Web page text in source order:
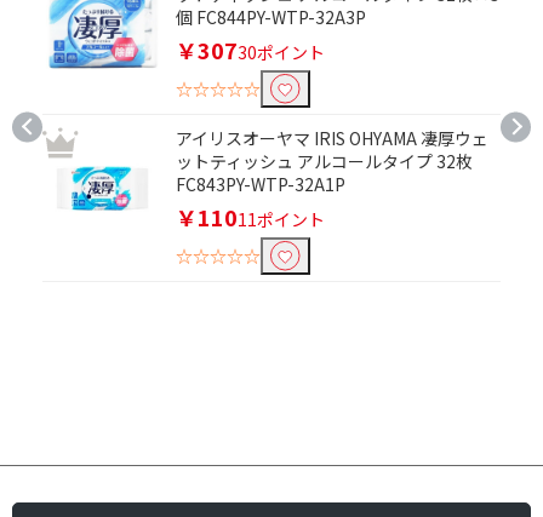
個 FC844PY-WTP-32A3P
￥30730ポイント
☆☆☆☆☆
アイリスオーヤマ IRIS OHYAMA 凄厚ウェ
ットティッシュ アルコールタイプ 32枚
FC843PY-WTP-32A1P
￥11011ポイント
☆☆☆☆☆